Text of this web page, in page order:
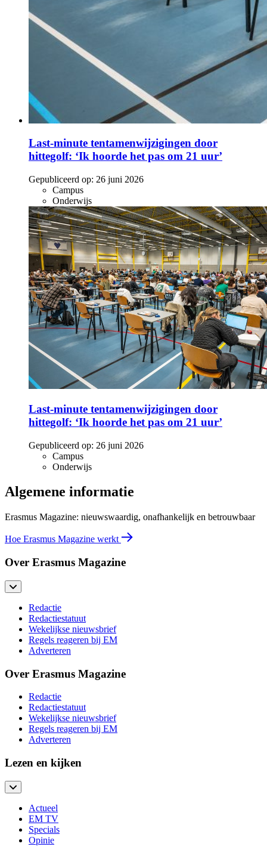
Last-minute tentamenwijzigingen door
hittegolf: ‘Ik hoorde het pas om 21 uur’
Gepubliceerd op: 26 juni 2026
Campus
Onderwijs
Last-minute tentamenwijzigingen door
hittegolf: ‘Ik hoorde het pas om 21 uur’
Gepubliceerd op: 26 juni 2026
Campus
Onderwijs
Algemene informatie
Erasmus Magazine: nieuwswaardig, onafhankelijk en betrouwbaar
Hoe Erasmus Magazine werkt
Over Erasmus Magazine
Redactie
Redactiestatuut
Wekelijkse nieuwsbrief
Regels reageren bij EM
Adverteren
Over Erasmus Magazine
Redactie
Redactiestatuut
Wekelijkse nieuwsbrief
Regels reageren bij EM
Adverteren
Lezen en kijken
Actueel
EM TV
Specials
Opinie